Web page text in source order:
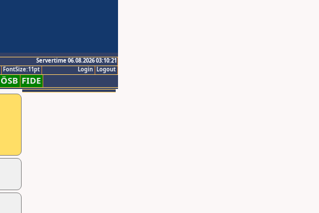
Servertime 06.08.2026 03:10:21
Logout
Login
FontSize:11pt
ÖSB FIDE